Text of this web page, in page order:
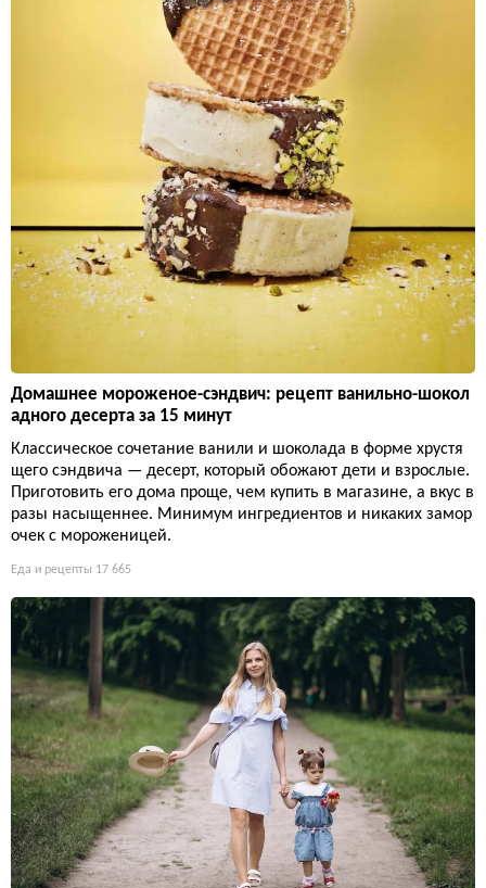
Домашнее мороженое-сэндвич: рецепт ванильно-шокол
адного десерта за 15 минут
Классическое сочетание ванили и шоколада в форме хрустя
щего сэндвича — десерт, который обожают дети и взрослые.
Приготовить его дома проще, чем купить в магазине, а вкус в
разы насыщеннее. Минимум ингредиентов и никаких замор
очек с мороженицей.
Еда и рецепты 17 665